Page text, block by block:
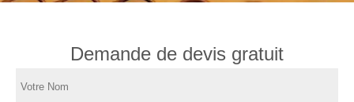
Demande de devis gratuit